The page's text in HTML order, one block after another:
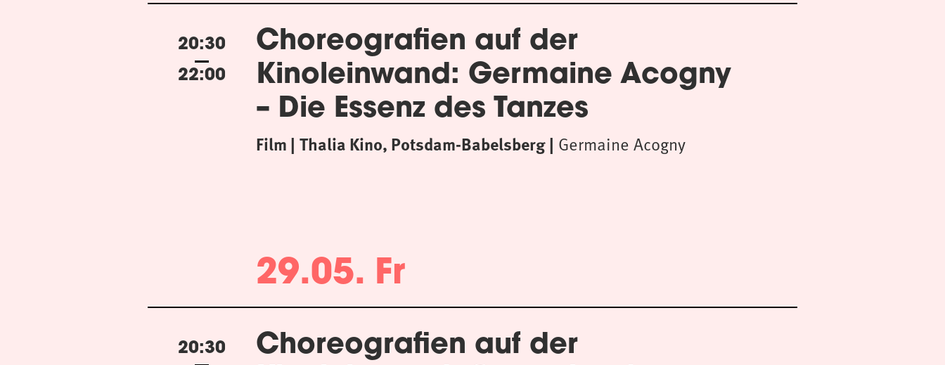
20:30
22:00
Choreografien auf der
Kinoleinwand: Germaine Acogny
– Die Essenz des Tanzes
Film Thalia Kino, Potsdam-Babelsberg Germaine Acogny
29.05. Fr
20:30
Choreografien auf der